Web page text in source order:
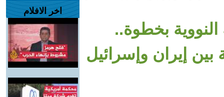
النووية بخطوة..
إيران وإسرائيل
اخر الافلام